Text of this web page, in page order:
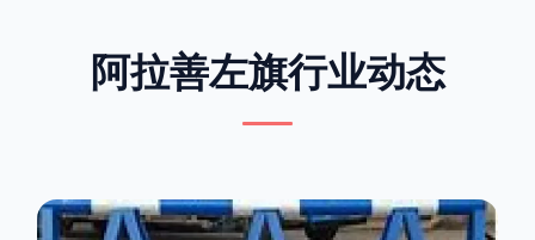
阿拉善左旗行业动态